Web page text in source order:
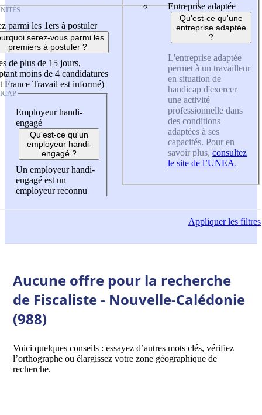
parmi les 1ers à postuler
serez-vous parmi les
premiers à postuler ?
de plus de 15 jours,
moins de 4 candidatures
France Travail est informé)
Employeur handi-
engagé
Qu'est-ce qu'un
employeur handi-
engagé ?
Un employeur handi-
engagé est un
employeur reconnu
Entreprise adaptée
Qu'est-ce qu'une
entreprise adaptée
?
L'entreprise adaptée
permet à un travailleur
en situation de
handicap d'exercer
une activité
professionnelle dans
des conditions
adaptées à ses
capacités. Pour en
savoir plus, consultez
le site de l’UNEA.
Appliquerles filtres
Aucune offre pour la recherche
de Fiscaliste - Nouvelle-Calédonie
(988)
Voici quelques conseils : essayez d’autres mots clés, vérifiez
l’orthographe ou élargissez votre zone géographique de
recherche.